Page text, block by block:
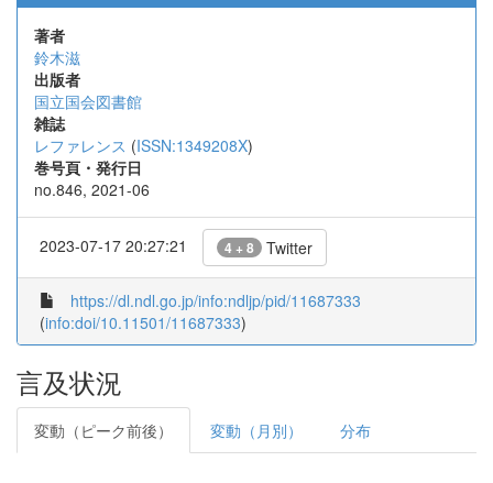
著者
鈴木滋
出版者
国立国会図書館
雑誌
レファレンス (ISSN:1349208X)
巻号頁・発行日
no.846, 2021-06
2023-07-17 20:27:21 4 + 8 Twitter
https://dl.ndl.go.jp/info:ndljp/pid/11687333
(info:doi/10.11501/11687333)
言及状況
変動（ピーク前後） 変動（月別） 分布